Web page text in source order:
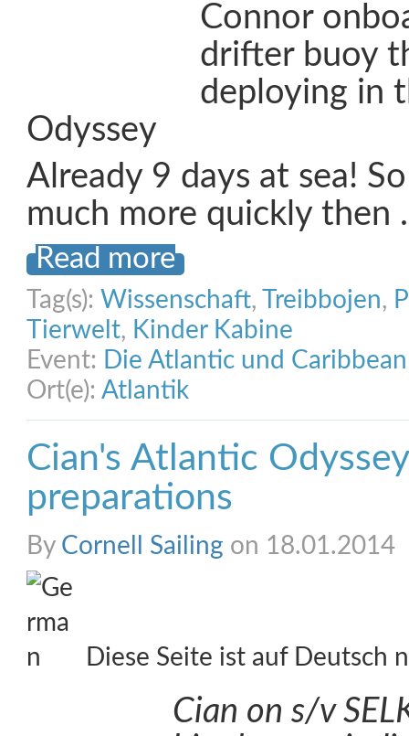
Connor
drifter buoy
deploying in
Odyssey
Already 9 days at sea!
much more quickly then
Read more
Tag(s): Wissenschaft, Treibbojen,
Tierwelt, Kinder Kabine
Event: Die Atlantic und
Ort(e): Atlantik
Cian's Atlantic
preparations
By Cornell Sailing on 18.01.2014
Diese Seite ist auf Deutsch
Cian on s/v